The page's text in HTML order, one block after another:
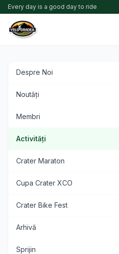
Every day is a good day to ride
Despre Noi
Noutăți
Membri
Activități
Crater Maraton
Cupa Crater XCO
Crater Bike Fest
Arhivă
Sprijin